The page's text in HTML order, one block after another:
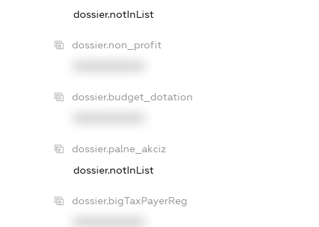
dossier.notInList
dossier.non_profit
dossier.budget_dotation
dossier.palne_akciz
dossier.notInList
dossier.bigTaxPayerReg